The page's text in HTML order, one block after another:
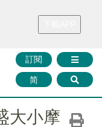
財華證券 媒體矩陣
訂閱
简
大小摩